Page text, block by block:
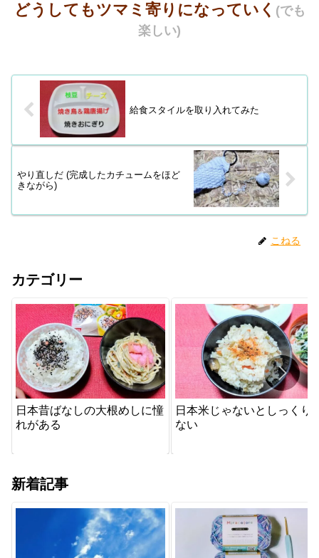
どうしてもツマミ寄りになっていく (でも
楽しい)
給食スタイルを取り入れてみた
やり直しだ (完成したカチュームをほど
きながら)
こねる
カテゴリー
日本昔ばなしの大根めしに憧
れがある
日本米じゃないとしっくり
ない
新着記事